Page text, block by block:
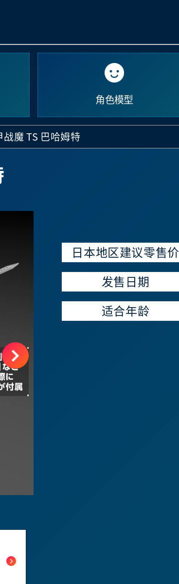
角色模型
战魔 TS 巴哈姆特
日本地区建议零售价
发售日期
适合年龄